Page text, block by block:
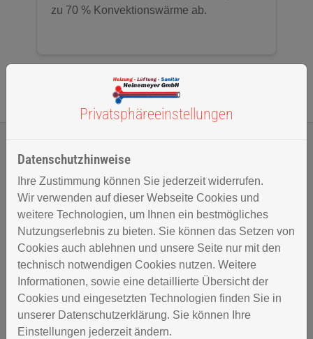
zu 70 % Konvektionswärme ab.
Unser Angebot für Sie
Individuelle Planung und Beratung
Gemeinsam definieren wir Ihre Wünsche und Ideen
Wir beraten sie ausführlich zu den verschiedenen
Privatsphäre­einstellungen
Datenschutzhinweise
Ihre Zustimmung können Sie jederzeit widerrufen.
Wir verwenden auf dieser Webseite Cookies und
weitere Technologien, um Ihnen ein bestmögliches
Nutzungserlebnis zu bieten. Sie können das Setzen von
Cookies auch ablehnen und unsere Seite nur mit den
technisch notwendigen Cookies nutzen. Weitere
Informationen, sowie eine detaillierte Übersicht der
Cookies und eingesetzten Technologien finden Sie in
unserer Datenschutzerklärung. Sie können Ihre
Einstellungen jederzeit ändern.